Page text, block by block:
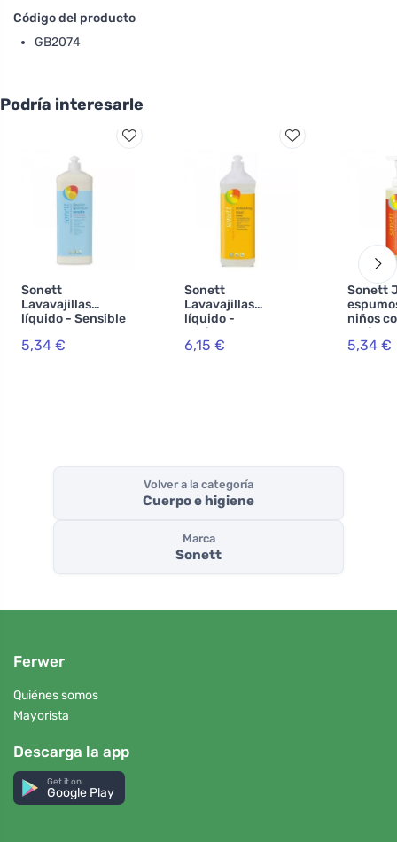
Código del producto
GB2074
Podría interesarle
Sonett
Lavavajillas
líquido - Sensible
5,34 €
Sonett
Lavavajillas
líquido -
caléndula 1 l
6,15 €
Sonett
niños
5,34 €
Volver a la categoría
Cuerpo e higiene
Marca
Sonett
Ferwer
Quiénes somos
Mayorista
Descarga la app
Get it on
Google Play